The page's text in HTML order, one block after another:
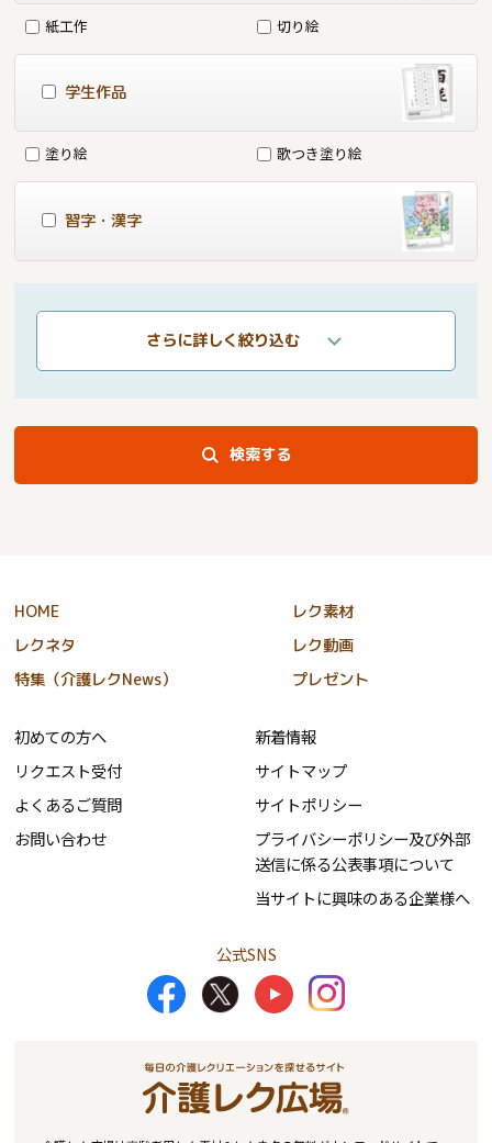
紙工作 切り絵
学生作品
塗り絵 歌つき塗り絵
習字・漢字
さらに詳しく絞り込む
検索する
HOME
レク素材
レクネタ
レク動画
特集（介護レクNews）
プレゼント
初めての方へ
リクエスト受付
よくあるご質問
お問い合わせ
新着情報
サイトマップ
サイトポリシー
プライバシーポリシー及び外部
送信に係る公表事項について
当サイトに興味のある企業様へ
公式SNS